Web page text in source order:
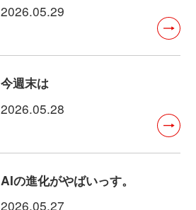
2026.05.29
今週末は
2026.05.28
AIの進化がやばいっす。
2026.05.27